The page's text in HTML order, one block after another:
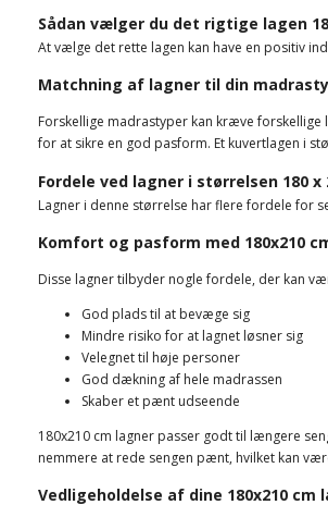
Sådan vælger du det rigtige lagen
At vælge det rette lagen kan have en positiv
Matchning af lagner til din
Forskellige madrastyper kan kræve
for at sikre en god pasform. Et kuvertlagen i
Fordele ved lagner i størrelsen 180 x
Lagner i denne størrelse har flere fordele for
Komfort og pasform med 180x210
Disse lagner tilbyder nogle fordele, der kan
God plads til at bevæge sig
Mindre risiko for at lagnet løsner sig
Velegnet til høje personer
God dækning af hele madrassen
Skaber et pænt udseende
180x210 cm lagner passer godt til længere
nemmere at rede sengen pænt, hvilket kan
Vedligeholdelse af dine 180x210 cm